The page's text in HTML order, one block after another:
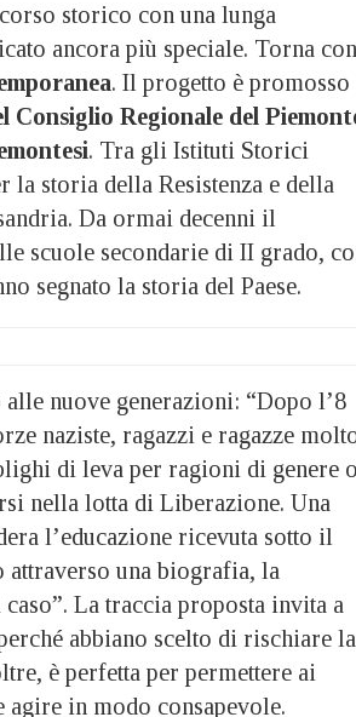
storico con una lunga
ancora più speciale. Torna con
. Il progetto è promosso
Consiglio Regionale del
. Tra gli Istituti Storici
la storia della Resistenza e della
Da ormai decenni il
scuole secondarie di II grado,
segnato la storia del Paese.
nuove generazioni: “Dopo l’8
naziste, ragazzi e ragazze
di leva per ragioni di genere o
nella lotta di Liberazione. Una
l’educazione ricevuta sotto il
una biografia, la
La traccia proposta invita a
abbiano scelto di rischiare la
è perfetta per permettere ai
agire in modo consapevole.